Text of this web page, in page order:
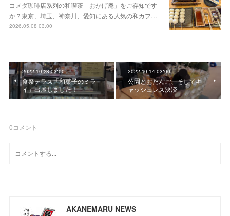
コメダ珈琲店系列の和喫茶「おかげ庵」をご存知です
か？東京、埼玉、神奈川、愛知にある人気の和カフ…
2026.05.08 03:00
2022.10.28 03:00
食祭テラス「和菓子のミラ
イ」出展しました！
2022.10.14 03:00
公園とおだんご、そしてキ
ャッシュレス決済
0コメント
AKANEMARU NEWS